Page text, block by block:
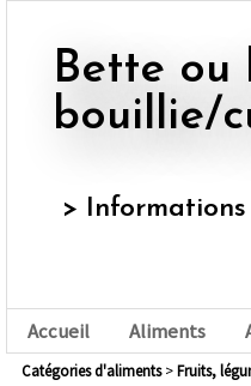
Bette ou blette, côte et feuille,
bouillie/
>
Accueil Aliments
Catégories d'aliments> fruits,